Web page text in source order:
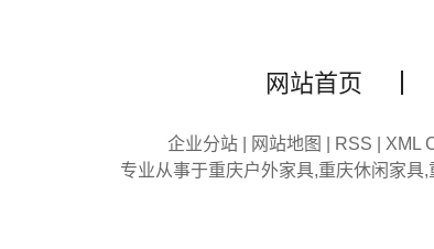
网站首页
企业分站 网站地图 RSS XML
专业从事于重庆户外家具,重庆休闲家具,